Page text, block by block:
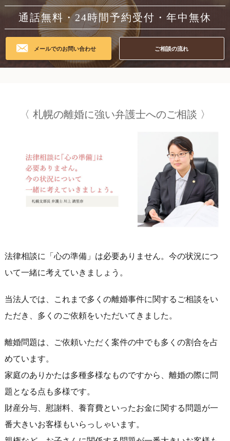
通話無料・24時間予約受付・年中無休
メールでのお問い合わせ ご相談の流れ
札幌の離婚に強い弁護士へのご相談
法律相談に「心の準備」は必要ありません。今の状況につ
いて一緒に考えていきましょう。
当法人では、これまで多くの離婚事件に関するご相談をい
ただき、多くのご依頼をいただいてきました。
離婚問題は、ご依頼いただく案件の中でも多くの割合を占
めています。
家庭のありかたは多種多様なものですから、離婚の際に問
題となる点も多様です。
財産分与、慰謝料、養育費といったお金に関する問題が一
番大きいお客様もいらっしゃいます。